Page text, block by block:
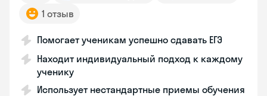
1 отзыв
Помогает ученикам успешно сдавать ЕГЭ
Находит индивидуальный подход к каждому
ученику
Использует нестандартные приемы обучения